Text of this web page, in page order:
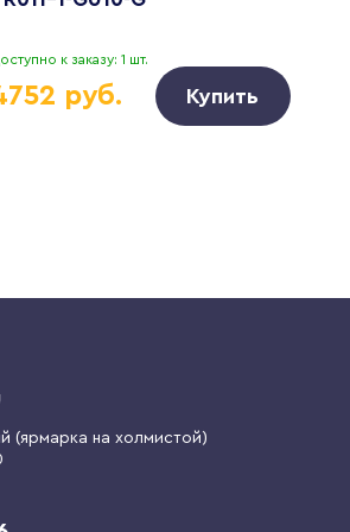
к заказу: 1 шт.
руб. Купить
(ярмарка на холмистой)